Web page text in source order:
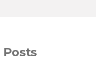
Posts